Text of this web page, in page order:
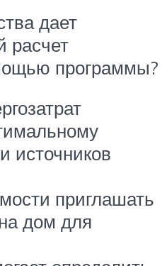
дает
расчет
программы?
источников
приглашать
дом для